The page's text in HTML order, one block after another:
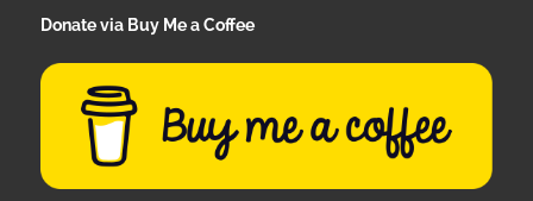
Donate via Buy Me a Coffee